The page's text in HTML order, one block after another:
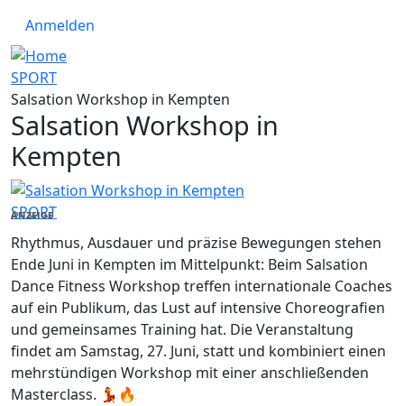
Anmelden
SPORT
Salsation Workshop in Kempten
Salsation Workshop in
Kempten
SPORT
ANZEIGE
Rhythmus, Ausdauer und präzise Bewegungen stehen
Ende Juni in Kempten im Mittelpunkt: Beim Salsation
Dance Fitness Workshop treffen internationale Coaches
auf ein Publikum, das Lust auf intensive Choreografien
und gemeinsames Training hat. Die Veranstaltung
findet am Samstag, 27. Juni, statt und kombiniert einen
mehrstündigen Workshop mit einer anschließenden
Masterclass. 💃🔥